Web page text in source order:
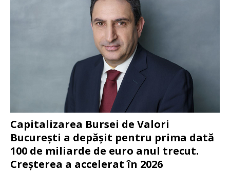
Capitalizarea Bursei de Valori
București a depășit pentru prima dată
100 de miliarde de euro anul trecut.
Creșterea a accelerat în 2026